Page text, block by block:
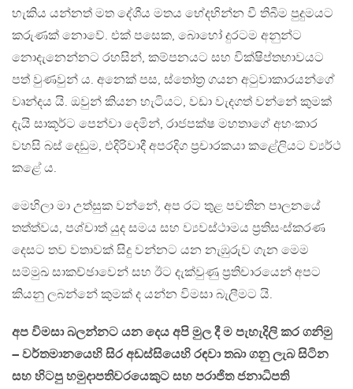
හැකිය යන්නත් මත දේශීය මතය භේදභින්න වී තිබීම පුදුමයට
කරුණක් නොවේ. එක් පසෙක, බොහෝ දුරටම අනුන්ට
නොදැනෙන්නට රහසින්, කම්පනයට සහ වික්ෂිප්තභාවයට
පත් වුණවුන් ය. අනෙක් පස, ස්තෝත්‍ර ගයන අටුවාකාරයන්ගේ
වෘන්දය යි. ඔවුන් කියන හැටියට, වඩා වැදගත් වන්නේ කුමක්
දැයි සාකූර්ට පෙන්වා දෙමින්, රාජපක්ෂ මහතාගේ අහංකාර
වහසි බස් දෙඩුම, එදිරිවාදී අපරදිග ප්‍රචාරකයා කළේලියට ව්‍යර්ථ
කළේ ය.
මෙහිලා මා උත්සුක වන්නේ, අප රට තුළ පවතින පාලනයේ
තත්ත්වය, පශ්චාත් යුද සමය සහ ව්‍යවස්ථාමය ප්‍රතිසංස්කරණ
දෙසට තව වතාවක් සිදු වන්නට යන නැඹුරුව ගැන මෙම
සම්මුඛ සාකච්ඡාවෙන් සහ ඊට දැක්වුණු ප්‍රතිචාරයෙන් අපට
කියනු ලබන්නේ කුමක් ද යන්න විමසා බැලීමට යි.
අප විමසා බලන්නට යන දෙය අපි මුල දී ම පැහැදිලි කර ගනිමු
– වර්තමානයෙහි සිර අඩස්සියෙහි රඳවා තබා ගනු ලැබ සිටින
සහ හිටපු හමුදාපතිවරයෙකුට සහ පරාජිත ජනාධිපති